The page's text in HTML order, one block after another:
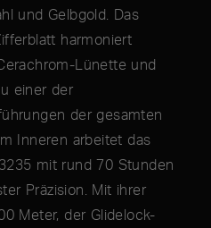
und Gelbgold. Das
harmoniert
Lünette und
einer der
der gesamten
Inneren arbeitet das
mit rund 70 Stunden
Präzision. Mit ihrer
Meter, der Glidelock-